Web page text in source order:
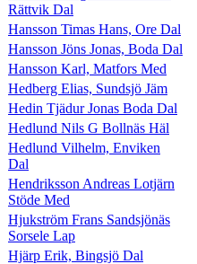
Rättvik Dal
Hansson Timas Hans, Ore Dal
Hansson Jöns Jonas, Boda Dal
Hansson Karl, Matfors Med
Hedberg Elias, Sundsjö Jäm
Hedin Tjädur Jonas Boda Dal
Hedlund Nils G Bollnäs Häl
Hedlund Vilhelm, Enviken
Dal
Hendriksson Andreas Lotjärn
Stöde Med
Hjukström Frans Sandsjönäs
Sorsele Lap
Hjärp Erik, Bingsjö Dal